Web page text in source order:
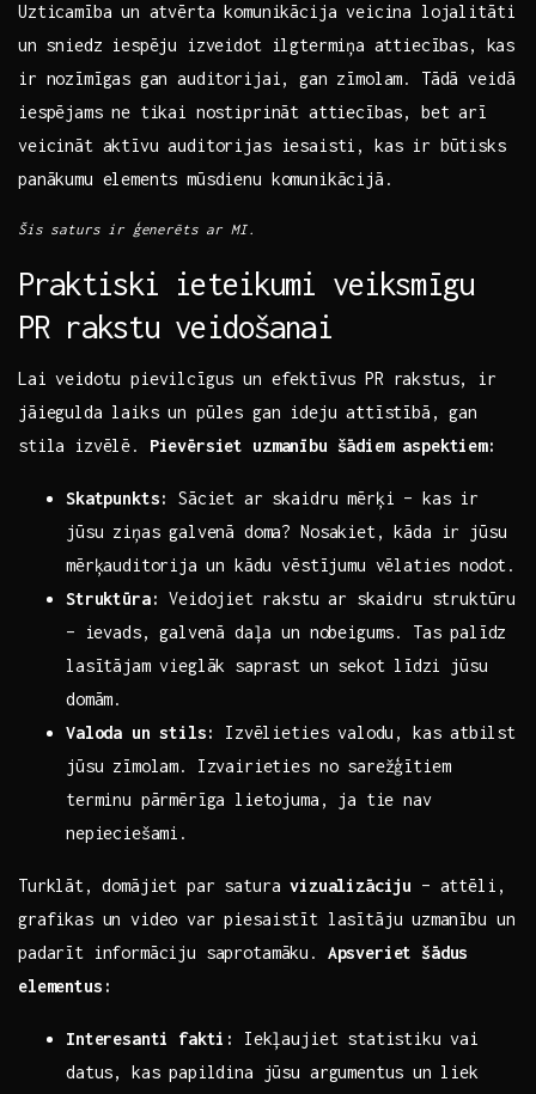
Uzticamība‌ un ⁢atvērta komunikācija‍ veicina ‍lojalitāti⁤
un⁢ sniedz iespēju izveidot​ ilgtermiņa⁣ attiecības, ⁣kas
ir nozīmīgas ⁣gan auditorijai, gan zīmolam. Tādā veidā
iespējams ne ⁢tikai nostiprināt attiecības, bet ⁢arī
veicināt aktīvu auditorijas iesaisti, kas ir būtisks
‌panākumu elements ‍mūsdienu​ komunikācijā.
Šis saturs ir ‍ģenerēts ar MI.
Praktiski ieteikumi ‍veiksmīgu
PR rakstu veidošanai
Lai veidotu pievilcīgus un efektīvus PR rakstus, ir
jāiegulda laiks ‌un‍ pūles gan ⁢ideju attīstībā, gan​
stila izvēlē. Pievērsiet uzmanību šādiem aspektiem:
Skatpunkts:
​Sāciet ar‌ skaidru mērķi – kas ir
jūsu ziņas‌ galvenā doma? Nosakiet, kāda ir jūsu
mērķauditorija ⁢un kādu vēstījumu ​vēlaties nodot.
Struktūra: Veidojiet ⁤rakstu ar skaidru struktūru⁤
–⁤ ievads, galvenā daļa un nobeigums. Tas palīdz
lasītājam vieglāk​ saprast ⁣un sekot ⁣līdzi jūsu
domām.
Valoda un⁣ stils:
Izvēlieties valodu, kas⁤ atbilst
jūsu zīmolam. Izvairieties no sarežģītiem
terminu pārmērīga lietojuma,⁣ ja tie nav⁣
nepieciešami.
Turklāt,⁣ domājiet par saturavizualizāciju – attēli,
grafikas​ un video var piesaistīt lasītāju ⁢uzmanību un
padarīt informāciju saprotamāku. Apsveriet ​šādus
elementus:
Interesanti fakti:
Iekļaujiet statistiku vai
datus, kas papildina ‌jūsu argumentus un⁢ liek⁢